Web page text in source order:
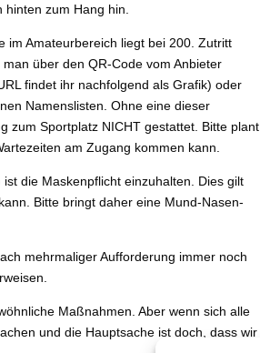
zum Hang hin.
im Amateurbereich liegt bei 200. Zutritt
über den QR-Code vom Anbieter
findet ihr nachfolgend als Grafik) oder
Namenslisten. Ohne eine dieser
zum Sportplatz NICHT gestattet. Bitte plant
am Zugang kommen kann.
die Maskenpflicht einzuhalten. Dies gilt
Bitte bringt daher eine Mund-Nasen-
mehrmaliger Aufforderung immer noch
Maßnahmen. Aber wenn sich alle
und die Hauptsache ist doch, dass wir